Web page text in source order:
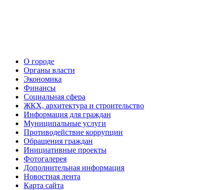
О городе
Органы власти
Экономика
Финансы
Социальная сфера
ЖКХ, архитектура и строительство
Информация для граждан
Муниципальные услуги
Противодействие коррупции
Обращения граждан
Инициативные проекты
Фотогалерея
Дополнительная информация
Новостная лента
Карта сайта